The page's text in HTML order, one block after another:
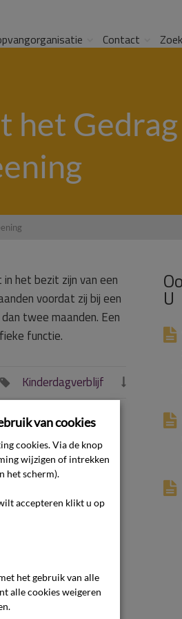
Contact
Gedrag
het bezit zijn van een
voordat zij bij een
twee maanden. Een
functie.

Kinderdagverblijf

zijn er
om
U
van cookies
cookies. Via de knop
wijzigen of intrekken
het scherm).
accepteren klikt u op
het gebruik van alle
alle cookies weigeren